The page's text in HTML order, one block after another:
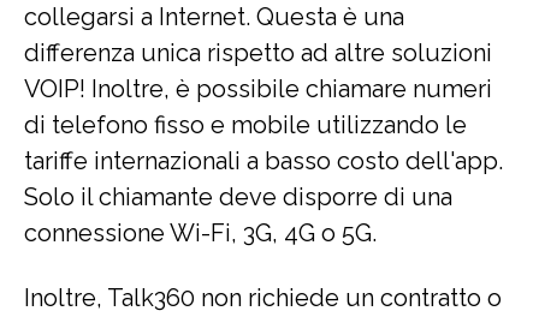
collegarsi a Internet. Questa è una
differenza unica rispetto ad altre soluzioni
VOIP! Inoltre, è possibile chiamare numeri
di telefono fisso e mobile utilizzando le
tariffe internazionali a basso costo dell'app.
Solo il chiamante deve disporre di una
connessione Wi-Fi, 3G, 4G o 5G.
Inoltre, Talk360 non richiede un contratto o